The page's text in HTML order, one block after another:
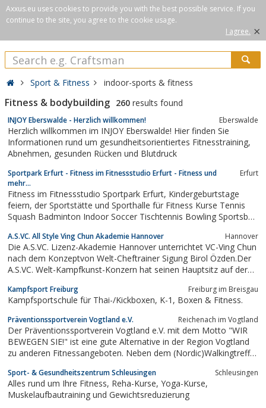
Axxus.eu uses cookies to provide you with the best possible service. If you
continue to the site, you agree to the cookie usage.
I agree. ×
Sport & Fitness indoor-sports & fitness
Fitness & bodybuilding 260 results found
INJOY Eberswalde - Herzlich willkommen! Eberswalde
Herzlich willkommen im INJOY Eberswalde! Hier finden Sie
Informationen rund um gesundheitsorientiertes Fitnesstraining,
Abnehmen, gesunden Rücken und Blutdruck
Sportpark Erfurt - Fitness im Fitnessstudio Erfurt - Fitness und
mehr...
Erfurt
Fitness im Fitnessstudio Sportpark Erfurt, Kindergeburtstage
feiern, der Sportstätte und Sporthalle für Fitness Kurse Tennis
Squash Badminton Indoor Soccer Tischtennis Bowling Sportsbar
A.S.VC. All Style Ving Chun Akademie Hannover Hannover
Die A.S.VC. Lizenz-Akademie Hannover unterrichtet VC-Ving Chun
nach dem Konzeptvon Welt-Cheftrainer Sigung Birol Özden.Der
A.S.VC. Welt-Kampfkunst-Konzern hat seinen Hauptsitz auf der
m².Von dort aus wird die internationale Arbeit von General
Manager Birol Özden und...
Kampfsport Freiburg Freiburg im Breisgau
Kampfsportschule für Thai-/Kickboxen, K-1, Boxen & Fitness.
Präventionssportverein Vogtland e.V. Reichenach im Vogtland
Der Präventionssportverein Vogtland e.V. mit dem Motto "WIR
BEWEGEN SIE!" ist eine gute Alternative in der Region Vogtland
zu anderen Fitnessangeboten. Neben dem (Nordic)Walkingtreff
Für (Nordic)Walking, Laufen, Entspannungstraining, Aqua
Fitness,...
Sport- & Gesundheitszentrum Schleusingen Schleusingen
Alles rund um Ihre Fitness, Reha-Kurse, Yoga-Kurse,
Muskelaufbautraining und Gewichtsreduzierung